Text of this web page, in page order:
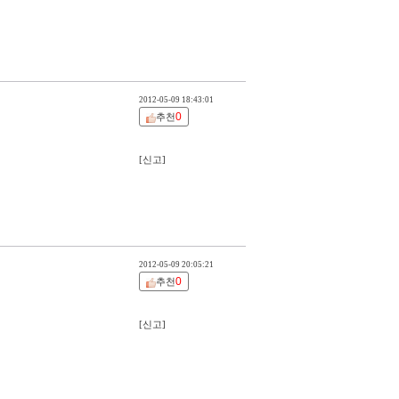
2012-05-09 18:43:01
추천0
[신고]
2012-05-09 20:05:21
추천0
[신고]